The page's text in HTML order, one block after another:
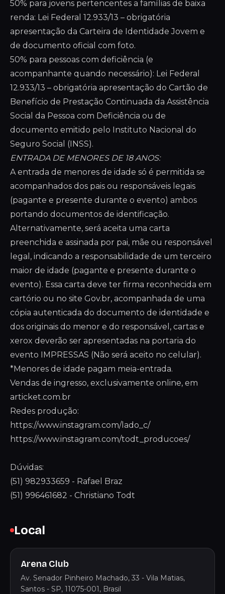
50% para jovens pertencentes a famílias de baixa
renda: Lei Federal 12.933/13 – obrigatória
apresentação da Carteira de Identidade Jovem e
de documento oficial com foto.
50% para pessoas com deficiência (e
acompanhante quando necessário): Lei Federal
12.933/13 – obrigatória apresentação do Cartão de
Benefício de Prestação Continuada da Assistência
Social da Pessoa com Deficiência ou de
documento emitido pelo Instituto Nacional do
Seguro Social (INSS).
ENTRADA DE MENORES DE 18 ANOS:
A entrada de menores de idade só é permitida se
acompanhados dos pais ou responsáveis legais
(pagante e presente durante o evento) ambos
portando documentos de identificação.
Alternativamente, será aceita uma carta
preenchida e assinada por pai, mãe ou responsável
legal, indicando a responsabilidade de um terceiro
maior de idade (pagante e presente durante o
evento). Essa carta deve ter firma reconhecida em
cartório ou no site Gov.br, acompanhada de uma
cópia autenticada do documento de identidade e
dos originais do menor e do responsável, cartas e
xerox deverão ser apresentadas na portaria do
evento IMPRESSAS (Não será aceito no celular).
*Menores de idade pagam meia-entrada.
Vendas de ingresso, exclusivamente online, em
articket.com.br
Redes produção:
https://www.instagram.com/lado_c/
https://www.instagram.com/todt_producoes/
Dúvidas:
(51) 982933659 - Rafael Braz
(51) 996461682 - Christiano Todt
Local
Arena Club
Av. Senador Pinheiro Machado, 33 - Vila Matias,
Santos - SP, 11075-001, Brasil